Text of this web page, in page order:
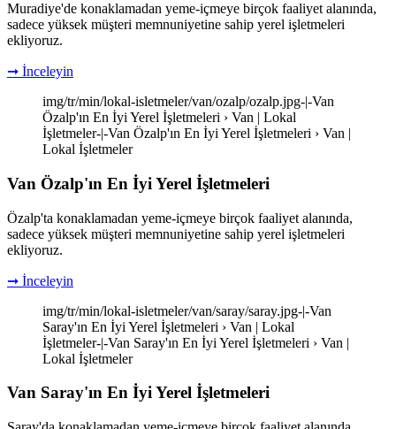
Muradiye'de konaklamadan yeme-içmeye birçok faaliyet alanında,
sadece yüksek müşteri memnuniyetine sahip yerel işletmeleri
ekliyoruz.
➞ İnceleyin
img/tr/min/lokal-isletmeler/van/ozalp/ozalp.jpg-|-Van
Özalp'ın En İyi Yerel İşletmeleri › Van | Lokal
İşletmeler-|-Van Özalp'ın En İyi Yerel İşletmeleri › Van |
Lokal İşletmeler
Van Özalp'ın En İyi Yerel İşletmeleri
Özalp'ta konaklamadan yeme-içmeye birçok faaliyet alanında,
sadece yüksek müşteri memnuniyetine sahip yerel işletmeleri
ekliyoruz.
➞ İnceleyin
img/tr/min/lokal-isletmeler/van/saray/saray.jpg-|-Van
Saray'ın En İyi Yerel İşletmeleri › Van | Lokal
İşletmeler-|-Van Saray'ın En İyi Yerel İşletmeleri › Van |
Lokal İşletmeler
Van Saray'ın En İyi Yerel İşletmeleri